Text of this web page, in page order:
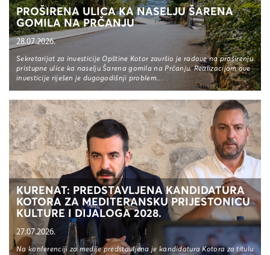
PROŠIRENA ULICA KA NASELJU ŠARENA
GOMILA NA PRČANJU
28.07.2026.
Sekretarijat za investicije Opštine Kotor završio je radove na proširenju
pristupne ulice ka naselju Šarena gomila na Prčanju. Realizacijom ove
investicije riješen je dugogodišnji problem...
KURENAT: PREDSTAVLJENA KANDIDATURA
KOTORA ZA MEDITERANSKU PRIJESTONICU
KULTURE I DIJALOGA 2028.
27.07.2026.
Na konferenciji za medije predstavljena je kandidatura Kotora za titulu